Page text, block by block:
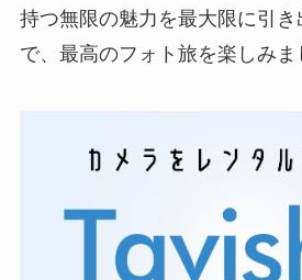
持つ無限の魅力を最大限に引き
で、最高のフォト旅を楽しみま